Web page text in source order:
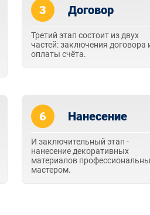
3 Договор
Третий этап состоит из двух
частей: заключения договора
оплаты счёта.
6 Нанесение
И заключительный этап -
нанесение декоративных
материалов
мастером.